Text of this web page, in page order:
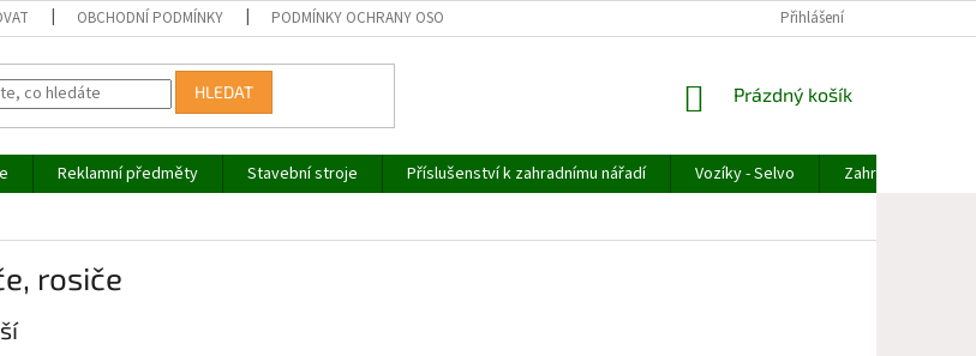
OBCHODNÍ PODMÍNKY PODMÍNKY OCHRANY OSOBNÍCH ÚDAJŮ ODSTOUPENÍ OD OBJEDNÁVKY REKLAMACE ZBOŽÍ
Přihlášení
HLEDAT
NÁKUPNÍ
Prázdný košík
Reklamní předměty Stavební stroje Příslušenství k zahradnímu nářadí Vozíky - Selvo
Zahradní technika
rosiče